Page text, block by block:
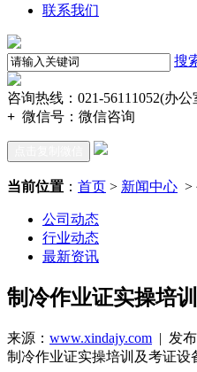
联系我们
搜
咨询热线：021-56111052(办公
+ 微信号： 微信咨询
当前位置 ： 首页 > 新闻中心 >
公司动态
行业动态
最新资讯
制冷作业证实操培
来源： www.xindajy.com | 发布
制冷作业证实操培训及考证设